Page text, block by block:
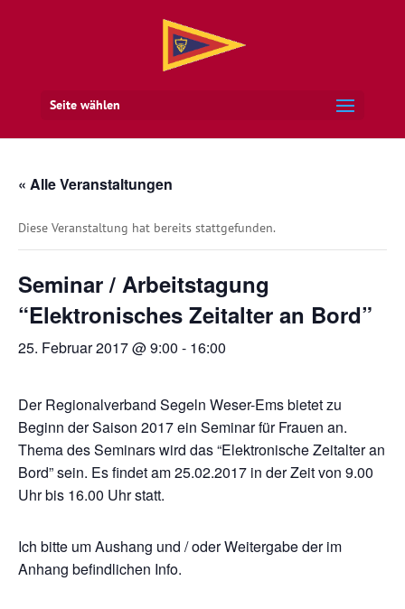
Seite wählen
« Alle Veranstaltungen
Diese Veranstaltung hat bereits stattgefunden.
Seminar / Arbeitstagung
“Elektronisches Zeitalter an Bord”
25. Februar 2017 @ 9:00 - 16:00
Der Regionalverband Segeln Weser-Ems bietet zu
Beginn der Saison 2017 ein Seminar für Frauen an.
Thema des Seminars wird das “Elektronische Zeitalter an
Bord” sein. Es findet am 25.02.2017 in der Zeit von 9.00
Uhr bis 16.00 Uhr statt.
Ich bitte um Aushang und / oder Weitergabe der im
Anhang befindlichen Info.